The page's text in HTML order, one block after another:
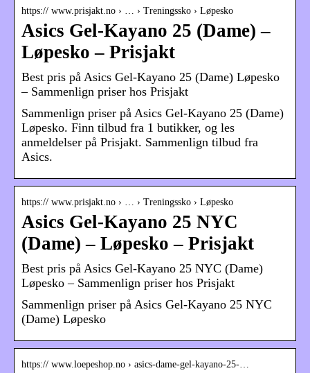
https:// www.prisjakt.no › … › Treningssko › Løpesko
Asics Gel-Kayano 25 (Dame) –
Løpesko – Prisjakt
Best pris på Asics Gel-Kayano 25 (Dame) Løpesko
– Sammenlign priser hos Prisjakt
Sammenlign priser på Asics Gel-Kayano 25 (Dame)
Løpesko. Finn tilbud fra 1 butikker, og les
anmeldelser på Prisjakt. Sammenlign tilbud fra
Asics.
https:// www.prisjakt.no › … › Treningssko › Løpesko
Asics Gel-Kayano 25 NYC
(Dame) – Løpesko – Prisjakt
Best pris på Asics Gel-Kayano 25 NYC (Dame)
Løpesko – Sammenlign priser hos Prisjakt
Sammenlign priser på Asics Gel-Kayano 25 NYC
(Dame) Løpesko
https:// www.loepeshop.no › asics-dame-gel-kayano-25-…